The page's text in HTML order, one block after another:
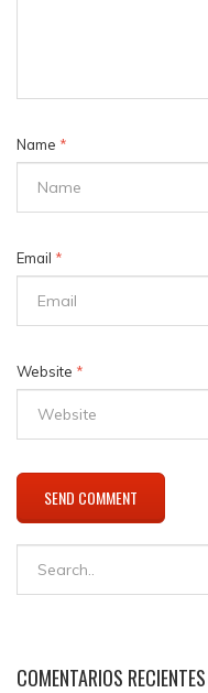
Name *
Email *
Website *
COMENTARIOS RECIENTES